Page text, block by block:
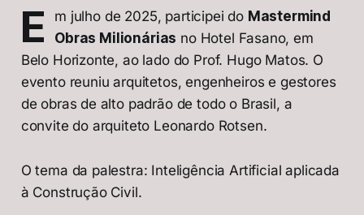
E m julho de 2025, participei do Mastermind
Obras Milionárias no Hotel Fasano, em
Belo Horizonte, ao lado do Prof. Hugo Matos. O
evento reuniu arquitetos, engenheiros e gestores
de obras de alto padrão de todo o Brasil, a
convite do arquiteto Leonardo Rotsen.
O tema da palestra: Inteligência Artificial aplicada
à Construção Civil.